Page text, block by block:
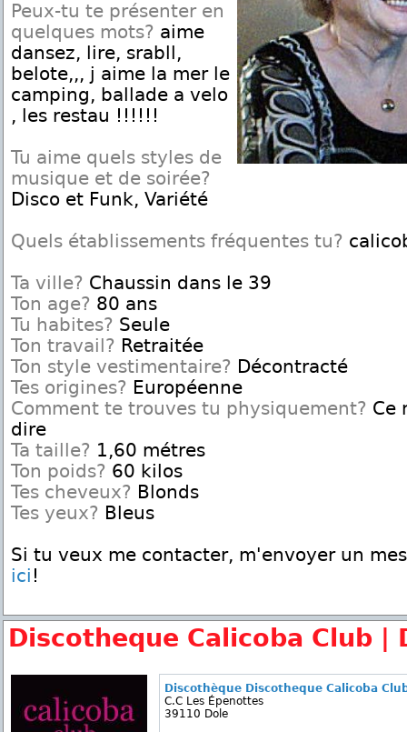
Peux-tu te présenter en
quelques mots? aime
dansez, lire, srabll,
belote,,, j aime la mer le
camping, ballade a velo
, les restau !!!!!!
Tu aime quels styles de
musique et de soirée?
Disco et Funk, Variété
Quels établissements fréquentes tu?
Ta ville? Chaussin dans le 39
Ton age? 80 ans
Tu habites? Seule
Ton travail? Retraitée
Ton style vestimentaire? Décontracté
Tes origines? Européenne
Comment te trouves tu physiquement? Ce
dire
Ta taille? 1,60 métres
Ton poids? 60 kilos
Tes cheveux? Blonds
Tes yeux? Bleus
Si tu veux me contacter, m'envoyer un
ici !
Discotheque Calicoba Club |
Discothèque Discotheque Calicoba
C.C Les Épenottes
39110 Dole